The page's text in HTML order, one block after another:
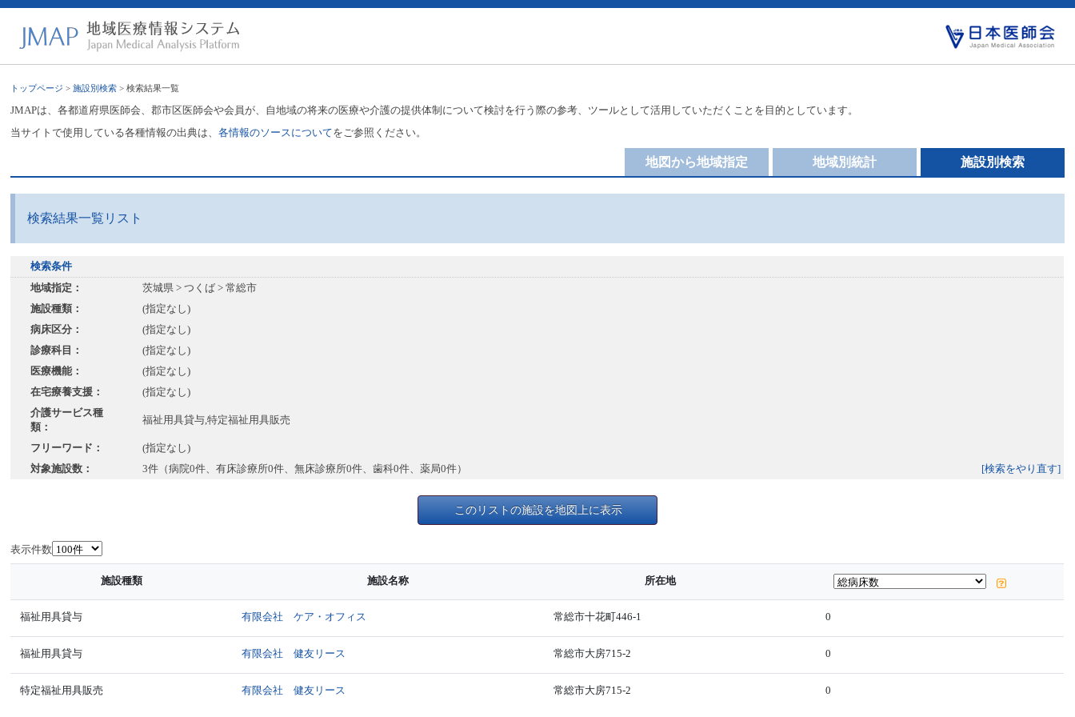
トップページ >施設別検索 > 検索結果一覧
JMAPは、各都道府県医師会、郡市区医師会や会員が、自地域の将来の医療や介護の提供体制について検討を行う際の参考、ツールとして活用していただくことを目的としています。
当サイトで使用している各種情報の出典は、各情報のソースについてをご参照ください。
施設別検索
地域別統計
地図から地域指定
検索結果一覧リスト
検索条件
地域指定：
茨城県 > つくば > 常総市
施設種類：
(指定なし)
病床区分：
(指定なし)
診療科目：
(指定なし)
医療機能：
(指定なし)
在宅療養支援：
(指定なし)
介護サービス種
類：
福祉用具貸与,特定福祉用具販売
フリーワード：
(指定なし)
対象施設数：
3件（病院0件、有床診療所0件、無床診療所0件、歯科0件、薬局0件） [検索をやり直す]
このリストの施設を地図上に表示
表示件数
施設種類 施設名称 所在地
福祉用具貸与 有限会社 ケア・オフィス 常総市十花町446-1 0
福祉用具貸与 有限会社 健友リース 常総市大房715-2 0
特定福祉用具販売 有限会社 健友リース 常総市大房715-2 0